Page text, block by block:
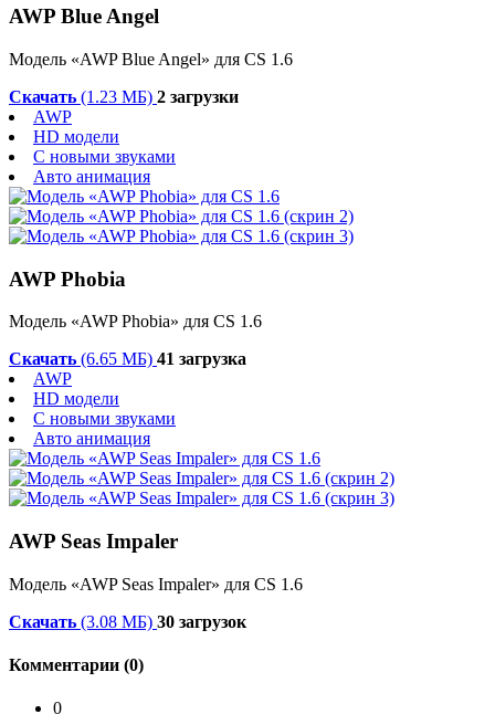
AWP Blue Angel
Модель «AWP Blue Angel» для CS 1.6
Скачать (1.23 МБ) 2 загрузки
AWP
HD модели
С новыми звуками
Авто анимация
AWP Phobia
Модель «AWP Phobia» для CS 1.6
Скачать (6.65 МБ) 41 загрузка
AWP
HD модели
С новыми звуками
Авто анимация
AWP Seas Impaler
Модель «AWP Seas Impaler» для CS 1.6
Скачать (3.08 МБ) 30 загрузок
Комментарии (0)
0